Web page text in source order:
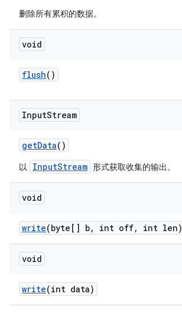
删除所有累积的数据。
void
flush()
InputStream
getData()
以 InputStream 形式获取收集的输出。
void
write(byte[] b, int off, int len)
void
write(int data)